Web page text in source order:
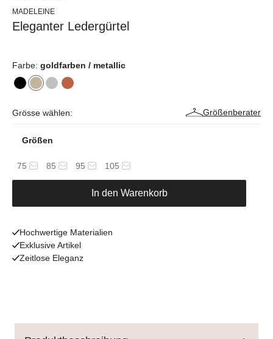
MADELEINE
Eleganter Ledergürtel
Farbe: goldfarben / metallic
Grösse wählen: Größenberater
Größen
75 85 95 105
In den Warenkorb
Hochwertige Materialien
Exklusive Artikel
Zeitlose Eleganz